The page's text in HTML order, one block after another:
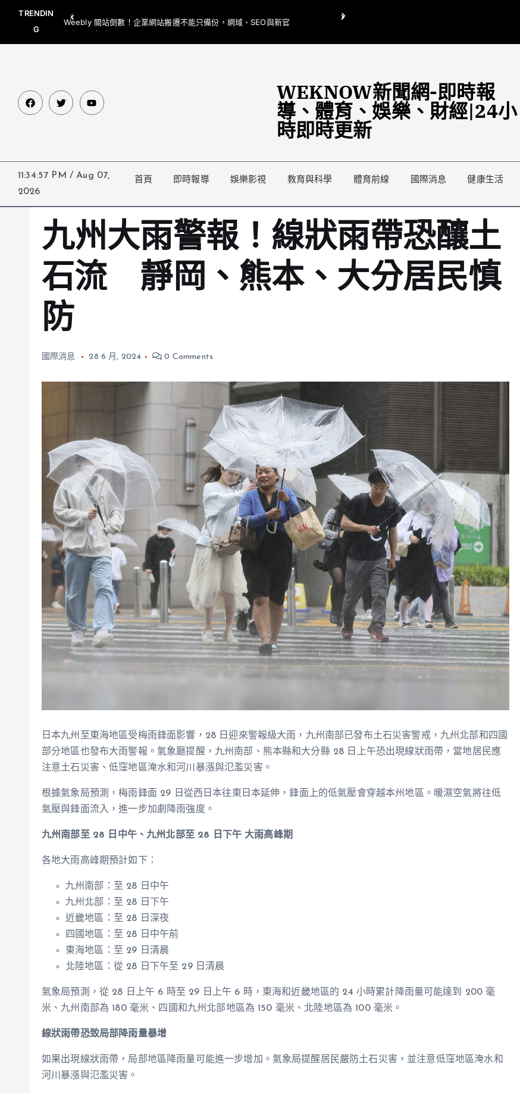
TRENDIN
G
Weebly 關站倒數！企業網站搬遷不能只備份，網域、SEO與新官
網都要一起處理
翁曉玲喊刪陸委會1295萬媒宣費惹議 梁文傑回「只能靠嘴巴」
WEKNOW新聞網-即時報
導、體育、娛樂、財經|24小
時即時更新
11:34:58 PM / Aug 07,
2026
首頁 即時報導 娛樂影視 教育與科學 體育前線 國際消息 健康生活
九州大雨警報！線狀雨帶恐釀土
石流 靜岡、熊本、大分居民慎
防
國際消息 28 6 月, 2024 0 Comments
日本九州至東海地區受梅雨鋒面影響，28 日迎來警報級大雨，九州南部已發布土石災害警戒，九州北部和四國
部分地區也發布大雨警報。氣象廳提醒，九州南部、熊本縣和大分縣 28 日上午恐出現線狀雨帶，當地居民應
注意土石災害、低窪地區淹水和河川暴漲與氾濫災害。
根據氣象局預測，梅雨鋒面 29 日從西日本往東日本延伸，鋒面上的低氣壓會穿越本州地區。暖濕空氣將往低
氣壓與鋒面流入，進一步加劇降雨強度。
九州南部至 28 日中午、九州北部至 28 日下午 大雨高峰期
各地大雨高峰期預計如下：
九州南部：至 28 日中午
九州北部：至 28 日下午
近畿地區：至 28 日深夜
四國地區：至 28 日中午前
東海地區：至 29 日清晨
北陸地區：從 28 日下午至 29 日清晨
氣象局預測，從 28 日上午 6 時至 29 日上午 6 時，東海和近畿地區的 24 小時累計降雨量可能達到 200 毫
米、九州南部為 180 毫米、四國和九州北部地區為 150 毫米、北陸地區為 100 毫米。
線狀雨帶恐致局部降雨量暴增
如果出現線狀雨帶，局部地區降雨量可能進一步增加。氣象局提醒居民嚴防土石災害，並注意低窪地區淹水和
河川暴漲與氾濫災害。